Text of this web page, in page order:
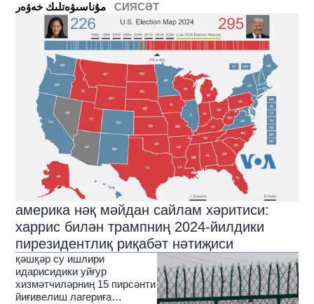
СИЯСӘТ
америка нәқ мәйдан сайлам хәритиси:
харрис билән трампниң 2024-йилдики
пирезидентлиқ риқабәт нәтиҗиси
қәшқәр су ишлири
идарисидики уйғур
хизмәтчиләрниң 15 пирсәнти
йиғивелиш лагериға